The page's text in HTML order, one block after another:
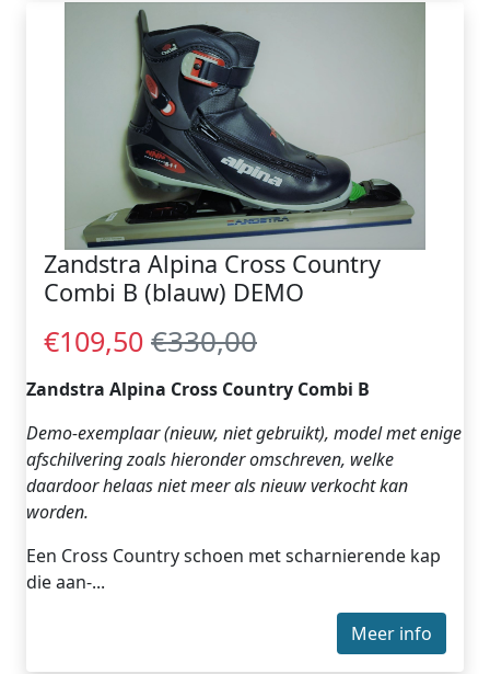
Zandstra Alpina Cross Country
Combi B (blauw) DEMO
€109,50 €330,00
Zandstra Alpina Cross Country Combi B
Demo-exemplaar (nieuw, niet gebruikt), model met enige
afschilvering zoals hieronder omschreven, welke
daardoor helaas niet meer als nieuw verkocht kan
worden.
Een Cross Country schoen met scharnierende kap
die aan-...
Meer info